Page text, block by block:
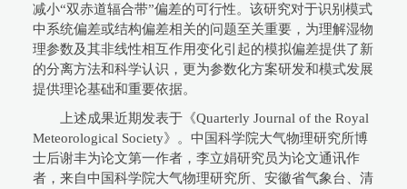
减小“双赤道辐合带”偏差的可行性。该研究对于识别模式
中系统偏差或结构偏差相关的问题至关重要，为理解湿物
理参数及其非线性相互作用变化引起的模拟偏差提供了新
的分离方法和科学认识，更为参数化方案研发和模式发展
提供理论基础和重要依据。
上述成果近期发表于《Quarterly Journal of the Royal
Meteorological Society》。中国科学院大气物理研究所博
士后谢丰为论文第一作者，李立娟研究员为论文通讯作
者，来自中国科学院大气物理研究所、安徽省气象台、清